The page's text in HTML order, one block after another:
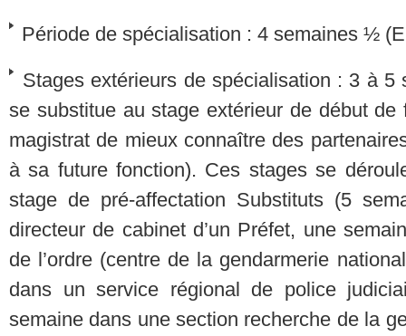
Période de spécialisation : 4 semaines ½
Stages extérieurs de spécialisation : 3 à 5
se substitue au stage extérieur de début
magistrat de mieux connaître des
à sa future fonction). Ces stages se
stage de pré-affectation Substituts (5
directeur de cabinet d’un Préfet, une
de l’ordre (centre de la gendarmerie
dans un service régional de police
semaine dans une section recherche de la